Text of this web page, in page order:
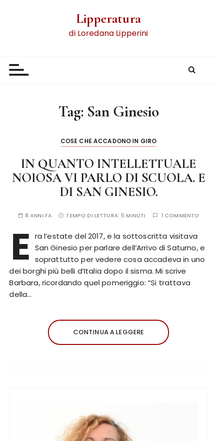
Lipperatura
di Loredana Lipperini
Tag: San Ginesio
COSE CHE ACCADONO IN GIRO
IN QUANTO INTELLETTUALE
NOIOSA VI PARLO DI SCUOLA. E
DI SAN GINESIO.
8 ANNI FA TEMPO DI LETTURA:5 MINUTI 1 COMMENTO
E ra l’estate del 2017, e la sottoscritta visitava
San Ginesio per parlare dell’Arrivo di Saturno, e
soprattutto per vedere cosa accadeva in uno
dei borghi più belli d’Italia dopo il sisma. Mi scrive
Barbara, ricordando quel pomeriggio: “Si trattava
della…
CONTINUA A LEGGERE